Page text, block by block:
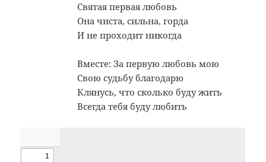
Святая первая любовь
Она чиста, сильна, горда
И не проходит никогда
Вместе: За первую любовь мою
Свою судьбу благодарю
Клянусь, что сколько буду жить
Всегда тебя буду любить